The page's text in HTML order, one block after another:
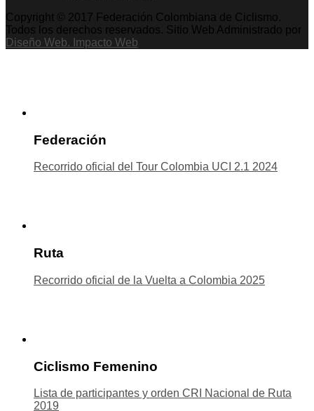
Copyright © 2017 Federación Colombiana de Ciclismo.
Todos los derechos reservados. Sitio Web Administrado por
Diseño Web. Impacto Web
Federación
Recorrido oficial del Tour Colombia UCI 2.1 2024
Ruta
Recorrido oficial de la Vuelta a Colombia 2025
Ciclismo Femenino
Lista de participantes y orden CRI Nacional de Ruta
2019